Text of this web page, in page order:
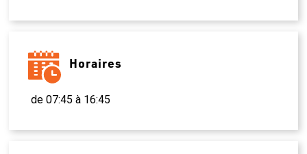
Horaires
de 07:45 à 16:45